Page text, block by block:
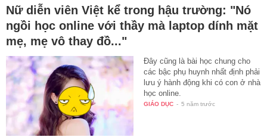
Nữ diễn viên Việt kể trong hậu trường: "Nó
ngồi học online với thầy mà laptop dính mặt
mẹ, mẹ vô thay đồ..."
Đây cũng là bài học chung cho
các bậc phụ huynh nhất định phải
lưu ý hành động khi có con ở nhà
học online.
GIÁO DỤC - 5 năm trước